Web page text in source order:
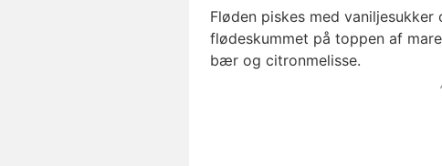
Fløden piskes med
flødeskummet på toppen af
bær og citronmelisse.